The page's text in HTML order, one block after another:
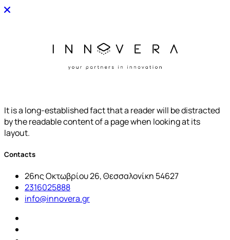
It is a long-established fact that a reader will be distracted
by the readable content of a page when looking at its
layout.
Contacts
26ης Οκτωβρίου 26, Θεσσαλονίκη 54627
2316025888
info@innovera.gr